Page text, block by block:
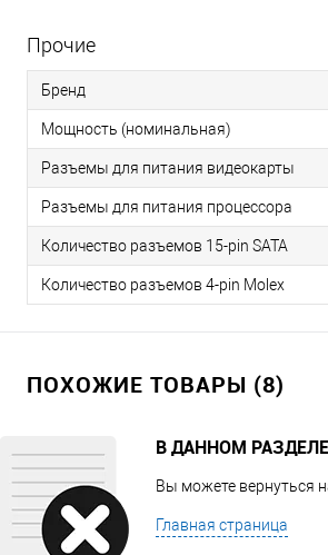
Прочие
Бренд
Мощность (номинальная)
Разъемы для питания видеокарты
Разъемы для питания процессора
Количество разъемов 15-pin SATA
Количество разъемов 4-pin Molex
ПОХОЖИЕ ТОВАРЫ (8)
В ДАННОМ
Вы можете вернуться
Главная страница